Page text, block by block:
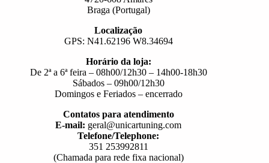
Braga (Portugal)
Localização
GPS: N41.62196 W8.34694
Horário da loja:
De 2ª a 6ª feira – 08h00/12h30 – 14h00-18h30
Sábados – 09h00/12h30
Domingos e Feriados – encerrado
Contatos para atendimento
E-mail: geral@unicartuning.com
Telefone/Telephone:
351 253992811
(Chamada para rede fixa nacional)